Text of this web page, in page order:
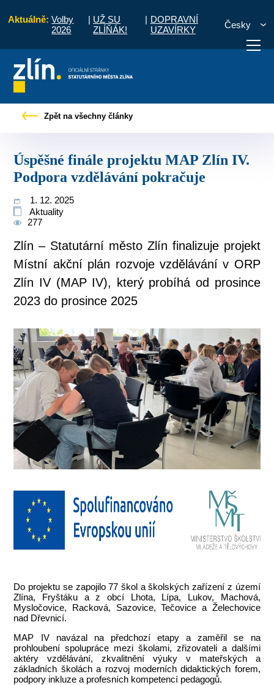
Aktuálně: Volby
2026
| UŽ SU
ZLÍŇÁK!
| DOPRAVNÍ
UZAVÍRKY
Česky
vyřídit Potřebuji zaplatit
Zpět na všechny články
Úspěšné finále projektu MAP Zlín IV.
Podpora vzdělávání pokračuje
1. 12. 2025
Aktuality
277
Zlín – Statutární město Zlín finalizuje projekt
Místní akční plán rozvoje vzdělávání v ORP
Zlín IV (MAP IV), který probíhá od prosince
2023 do prosince 2025
Do projektu se zapojilo 77 škol a školských zařízení z území
Zlína, Fryštáku a z obcí Lhota, Lípa, Lukov, Machová,
Mysločovice, Racková, Sazovice, Tečovice a Želechovice
nad Dřevnicí.
MAP IV navázal na předchozí etapy a zaměřil se na
prohloubení spolupráce mezi školami, zřizovateli a dalšími
aktéry vzdělávání, zkvalitnění výuky v mateřských a
základních školách a rozvoj moderních didaktických forem,
podpory inkluze a profesních kompetencí pedagogů.